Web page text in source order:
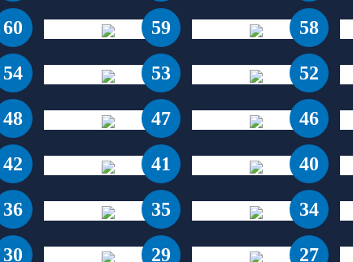
60 59 58
54 53 52
48 47 46
42 41 40
36 35 34
30 29 27